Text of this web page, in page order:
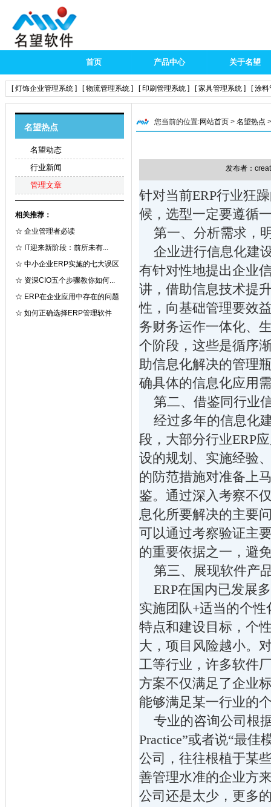
首页 产品中心 关于名望
[ 灯饰企业管理系统 ] [ 物流管理系统 ] [ 印刷管理系统 ] [ 家具管理系统 ] [ 涂
名望热点
名望动态
行业新闻
管理文章
相关推荐：
☆ 企业管理者必读
☆ IT迎来新阶段：前所未有...
☆ 中小企业ERP实施的七大误区
☆ 资深CIO五个步骤教你如何...
☆ ERP在企业应用中存在的问题
☆ 如何正确选择ERP管理软件
您当前的位置:网站首页 > 名望热点
发布者：
针对当前ERP行业狂
候，选型一定要遵循
第一、分析需求，
企业进行信息化建
有针对性地提出企业
讲，借助信息技术提
性，向基础管理要效
务财务运作一体化、
个阶段，这些是循序
助信息化解决的管理
确具体的信息化应用
第二、借鉴同行业
经过多年的信息化
段，大部分行业ERP
设的规划、实施经验
的防范措施对准备上
鉴。通过深入考察不
息化所要解决的主要
可以通过考察验证主
的重要依据之一，避
第三、展现软件产
ERP在国内已发展
实施团队+适当的个
特点和建设目标，个
大，项目风险越小。
工等行业，许多软件
方案不仅满足了企业
能够满足某一行业的
专业的咨询公司根
Practice”或者说“最
公司，往往根植于某
善管理水准的企业方
公司还是太少，更多